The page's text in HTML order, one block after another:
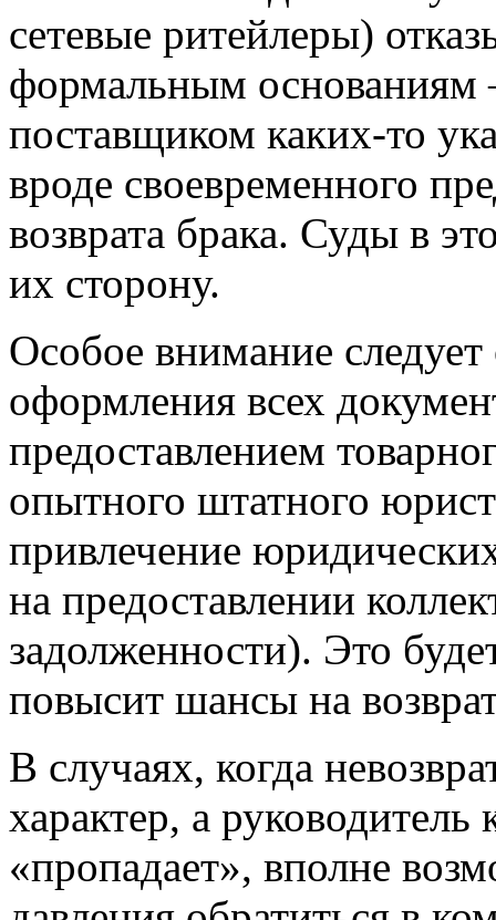
сетевые ритейлеры)
формальным основаниям
поставщиком каких-то
вроде своевременного
возврата брака. Суды в
их сторону.
Особое внимание
оформления всех
предоставлением
опытного штатного
привлечение
на предоставлении
задолженности). Это
повысит шансы на
В случаях, когда
характер, а
«пропадает», вполне